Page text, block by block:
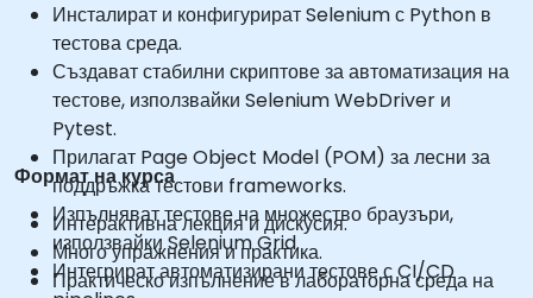
Инсталират и конфигурират Selenium с Python в
тестова среда.
Създават стабилни скриптове за автоматизация на
тестове, използвайки Selenium WebDriver и
Pytest.
Прилагат Page Object Model (POM) за лесни за
поддръжка тестови frameworks.
Изпълняват тестове на множество браузъри,
използвайки Selenium Grid.
Интегрират автоматизирани тестове с CI/CD
Формат на курса
Интерактивна лекция и дискусия.
Много упражнения и практика.
Практическо изпълнение в лабораторна среда на